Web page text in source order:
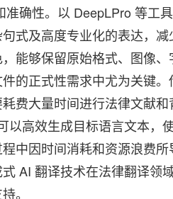
确性。以 DeepLPro 等工
式及高度专业化的表达，
能够保留原始格式、图像
的正式性需求中尤为关键。
费大量时间进行法律文献
以高效生成目标语言文本，
中因时间消耗和资源浪费
AI 翻译技术在法律翻译领
。